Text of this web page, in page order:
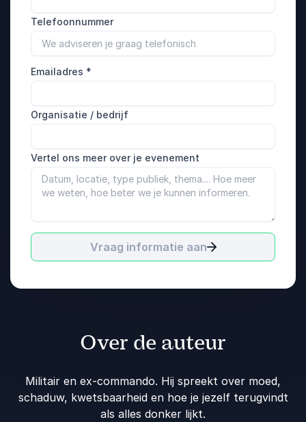
Telefoonnummer
Emailadres *
Organisatie / bedrijf
Vertel ons meer over je evenement
Vraag informatie aan
Over de auteur
Militair en ex-commando. Hij spreekt over moed,
schaduw, kwetsbaarheid en hoe je jezelf terugvindt
als alles donker lijkt.